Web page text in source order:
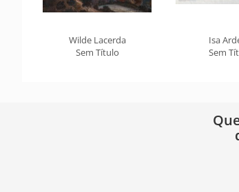
Wilde Lacerda
Sem Título
Isa
Sem